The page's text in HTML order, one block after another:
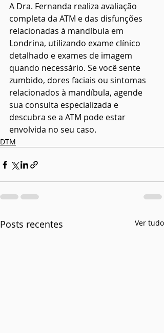
A Dra. Fernanda realiza avaliação
completa da ATM e das disfunções
relacionadas à mandíbula em
Londrina, utilizando exame clínico
detalhado e exames de imagem
quando necessário. Se você sente
zumbido, dores faciais ou sintomas
relacionados à mandíbula, agende
sua consulta especializada e
descubra se a ATM pode estar
envolvida no seu caso.
DTM
Posts recentes Ver tudo